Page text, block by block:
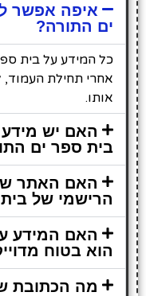
איפה אפשר
ים התורה?
כל המידע על בית
אחרי תחילת העמוד,
אותו.
האם יש מידע
בית ספר ים
האם האתר
הרישמי של
האם המידע
הוא בטוח
מה הכתובת